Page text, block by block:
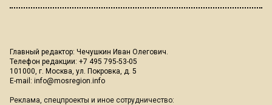
Главный редактор: Чечушкин Иван Олегович.
Телефон редакции: +7 495 795-53-05
101000, г. Москва, ул. Покровка, д. 5
E-mail: info@mosregion.info
Реклама, спецпроекты и иное сотрудничество: